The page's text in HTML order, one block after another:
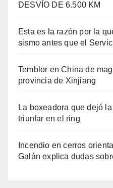
DESVÍO DE 6.500 KM
Esta es la razón por la
sismo antes que el
Temblor en China de
provincia de Xinjiang
La boxeadora que dejó
triunfar en el ring​
Incendio en cerros
Galán explica dudas